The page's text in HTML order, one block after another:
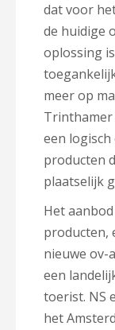
dat voor
de huidige
oplossing
meer op
Trinthamer
een
producten
plaatselijk
Het
producten,
nieuwe ov-
een
toerist. NS
het